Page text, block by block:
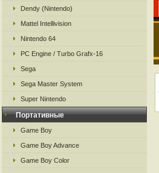
Dendy (Nintendo)
Mattel Intellivision
Nintendo 64
PC Engine / Turbo Grafx-16
Sega
Sega Master System
Super Nintendo
Портативные
Game Boy
Game Boy Advance
Game Boy Color